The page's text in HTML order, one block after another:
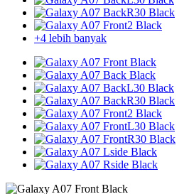
+4 lebih banyak